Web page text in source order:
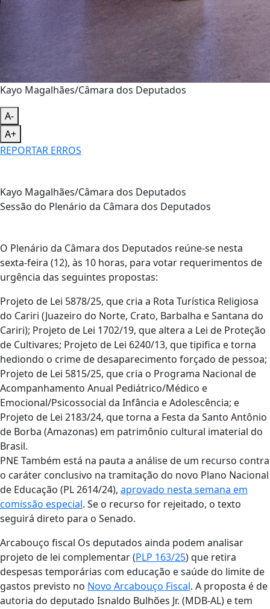
Kayo Magalhães/Câmara dos Deputados
A-
A+
REPORTAR ERROS
Kayo Magalhães/Câmara dos Deputados
Sessão do Plenário da Câmara dos Deputados
O Plenário da Câmara dos Deputados reúne-se nesta
sexta-feira (12), às 10 horas, para votar requerimentos de
urgência das seguintes propostas:
Projeto de Lei 5878/25, que cria a Rota Turística Religiosa
do Cariri (Juazeiro do Norte, Crato, Barbalha e Santana do
Cariri); Projeto de Lei 1702/19, que altera a Lei de Proteção
de Cultivares; Projeto de Lei 6240/13, que tipifica e torna
hediondo o crime de desaparecimento forçado de pessoa;
Projeto de Lei 5815/25, que cria o Programa Nacional de
Acompanhamento Anual Pediátrico/Médico e
Emocional/Psicossocial da Infância e Adolescência; e
Projeto de Lei 2183/24, que torna a Festa da Santo Antônio
de Borba (Amazonas) em patrimônio cultural imaterial do
Brasil.
PNE Também está na pauta a análise de um recurso contra
o caráter conclusivo na tramitação do novo Plano Nacional
de Educação (PL 2614/24), aprovado nesta semana em
comissão especial. Se o recurso for rejeitado, o texto
seguirá direto para o Senado.
Arcabouço fiscal Os deputados ainda podem analisar
projeto de lei complementar (PLP 163/25) que retira
despesas temporárias com educação e saúde do limite de
gastos previsto no Novo Arcabouço Fiscal. A proposta é de
autoria do deputado Isnaldo Bulhões Jr. (MDB-AL) e tem